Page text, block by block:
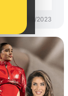
05/12/2023